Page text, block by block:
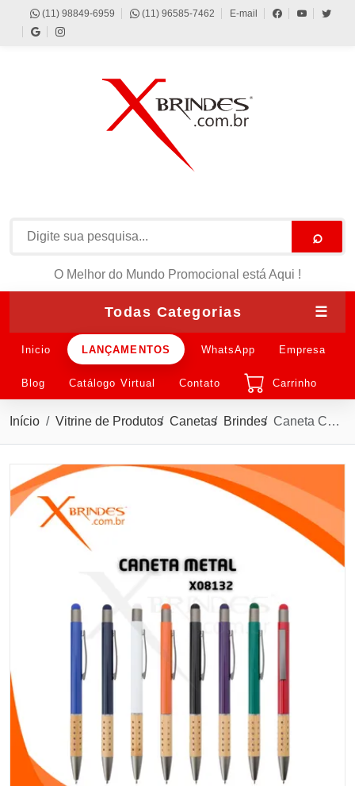
(11) 98849-6959 (11) 96585-7462 E-mail
⌕
O Melhor do Mundo Promocional está Aqui !
Todas Categorias ☰
Inicio LANÇAMENTOS WhatsApp Empresa
Blog Catálogo Virtual Contato Carrinho
Início Vitrine de Produtos Canetas Brindes Caneta Corpo em Metal com Ponteira Touch e acionamento por clique X08132